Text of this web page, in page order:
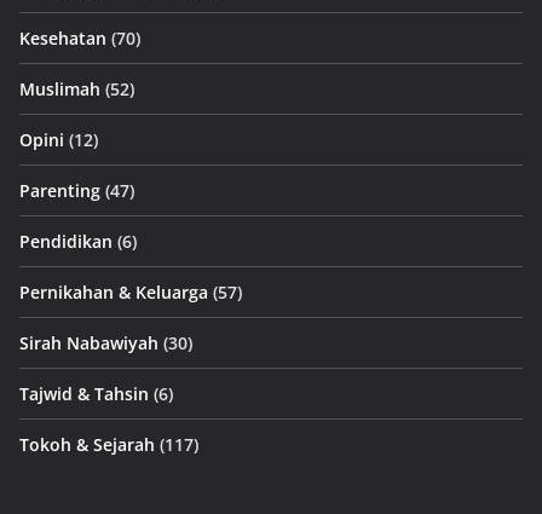
Kesehatan (70)
Muslimah (52)
Opini (12)
Parenting (47)
Pendidikan (6)
Pernikahan & Keluarga (57)
Sirah Nabawiyah (30)
Tajwid & Tahsin (6)
Tokoh & Sejarah (117)